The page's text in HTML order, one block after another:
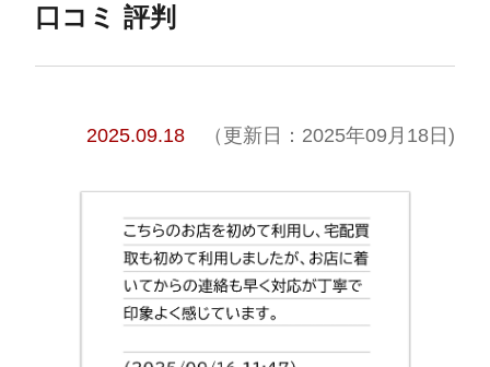
口コミ 評判
2025.09.18 （更新日：2025年09月18日)